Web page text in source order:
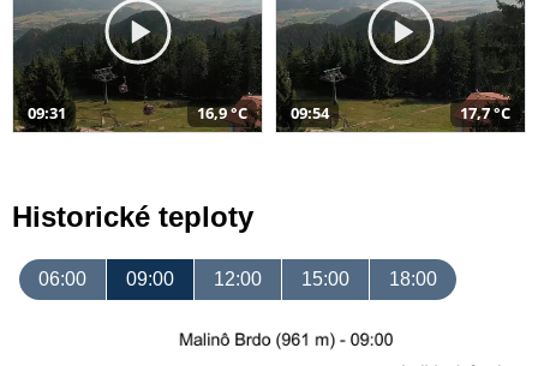
09:31 16,9 °C 09:54 17,7 °C
Historické teploty
06:00 09:00 12:00 15:00 18:00